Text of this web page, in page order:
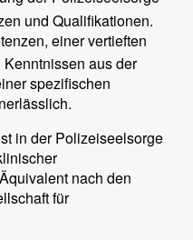
und Qualifikationen.
einer vertieften
aus der
spezifischen
in der Polizeiseelsorge
nach den
für